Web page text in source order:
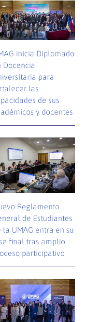
inicia Diplomado
Docencia
para
las
de sus
y docentes
Reglamento
de Estudiantes
la UMAG entra en su
final tras amplio
participativo